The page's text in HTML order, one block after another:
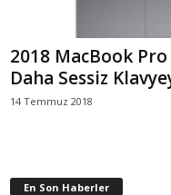
2018 MacBook
Daha Sessiz
14 Temmuz 2018
En Son Haberler